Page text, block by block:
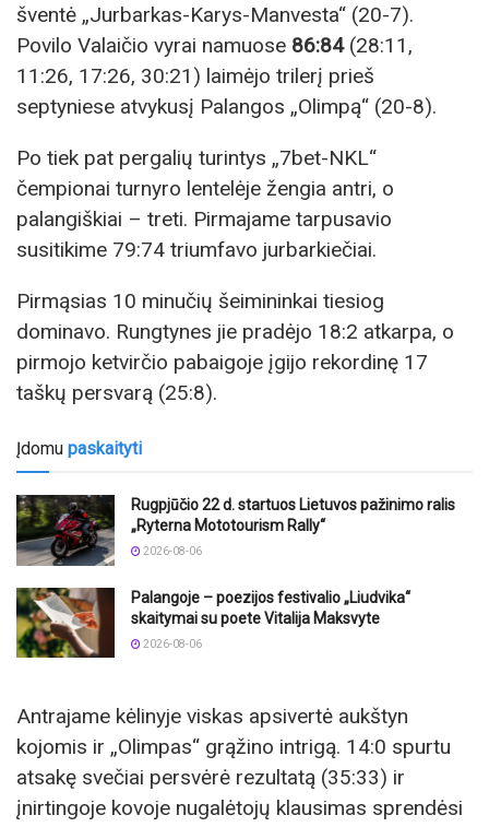
šventė „Jurbarkas-Karys-Manvesta“ (20-7).
Povilo Valaičio vyrai namuose 86:84(28:11,
11:26, 17:26, 30:21) laimėjo trilerį prieš
septyniese atvykusį Palangos „Olimpą“ (20-8).
Po tiek pat pergalių turintys „7bet-NKL“
čempionai turnyro lentelėje žengia antri, o
palangiškiai – treti. Pirmajame tarpusavio
susitikime 79:74 triumfavo jurbarkiečiai.
Pirmąsias 10 minučių šeimininkai tiesiog
dominavo. Rungtynes jie pradėjo 18:2 atkarpa, o
pirmojo ketvirčio pabaigoje įgijo rekordinę 17
taškų persvarą (25:8).
Įdomu paskaityti
Rugpjūčio 22 d. startuos Lietuvos pažinimo ralis
„Ryterna Mototourism Rally“
2026-08-06
Palangoje – poezijos festivalio „Liudvika“
skaitymai su poete Vitalija Maksvyte
2026-08-06
Antrajame kėlinyje viskas apsivertė aukštyn
kojomis ir „Olimpas“ grąžino intrigą. 14:0 spurtu
atsakę svečiai persvėrė rezultatą (35:33) ir
įnirtingoje kovoje nugalėtojų klausimas sprendėsi